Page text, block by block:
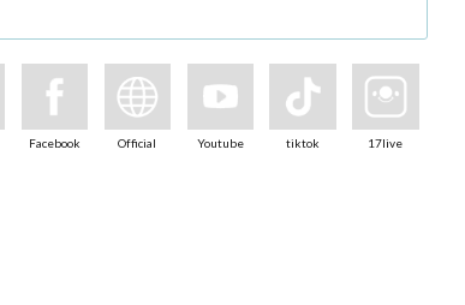
Facebook Official Youtube tiktok 17live